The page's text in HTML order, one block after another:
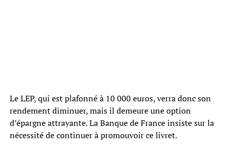
Le LEP, qui est plafonné à 10 000 euros, verra donc son
rendement diminuer, mais il demeure une option
d’épargne attrayante. La Banque de France insiste sur la
nécessité de continuer à promouvoir ce livret.